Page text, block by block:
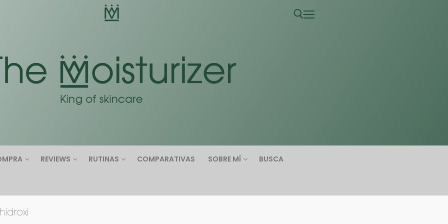
Buscar:
REVIEWS RUTINAS COMPARATIVAS SOBRE MÍ BUSCA